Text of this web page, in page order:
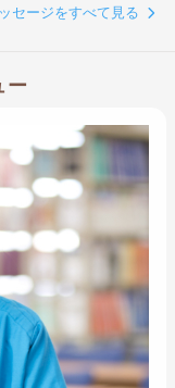
セージをすべて見る
ー